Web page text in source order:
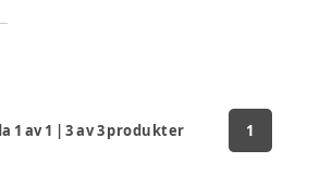
1 av1 |3av3produkter 1